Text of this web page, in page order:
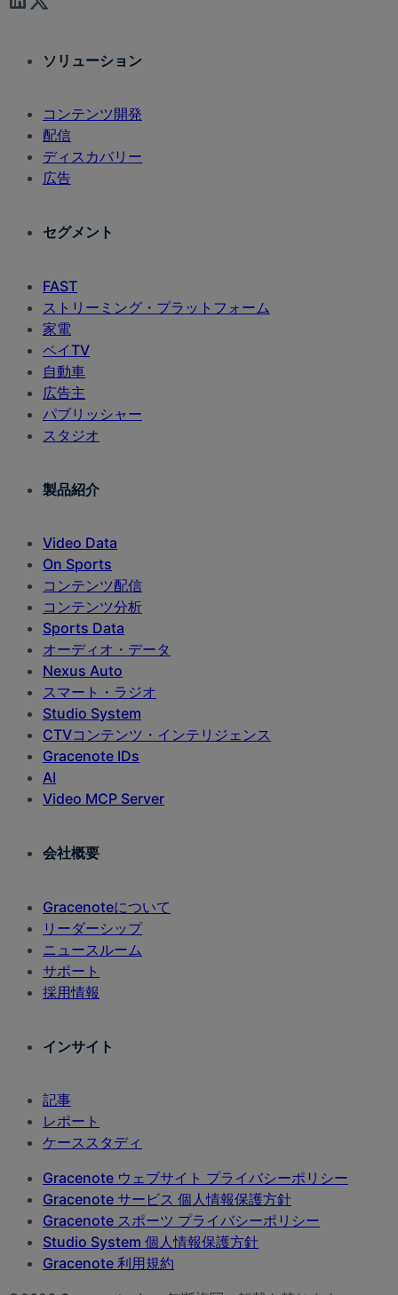
ソリューション
コンテンツ開発
配信
ディスカバリー
広告
セグメント
FAST
ストリーミング・プラットフォーム
家電
ペイTV
自動車
広告主
パブリッシャー
スタジオ
製品紹介
Video Data
On Sports
コンテンツ配信
コンテンツ分析
Sports Data
オーディオ・データ
Nexus Auto
スマート・ラジオ
Studio System
CTVコンテンツ・インテリジェンス
Gracenote IDs
AI
Video MCP Server
会社概要
Gracenoteについて
リーダーシップ
ニュースルーム
サポート
採用情報
インサイト
記事
レポート
ケーススタディ
Gracenote ウェブサイト プライバシーポリシー
Gracenote サービス 個人情報保護方針
Gracenote スポーツ プライバシーポリシー
Studio System 個人情報保護方針
Gracenote 利用規約